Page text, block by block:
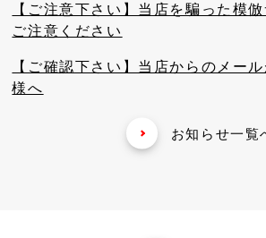
【ご注意下さい】当店を騙った模
ご注意ください
【ご確認下さい】当店からのメー
様へ
お知らせ一覧